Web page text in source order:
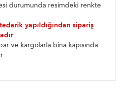
durumunda resimdeki renkte
yapıldığından sipariş
ve kargolarla bina kapısında